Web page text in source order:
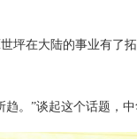
坪在大陆的事业有了
趋。”谈起这个话题，